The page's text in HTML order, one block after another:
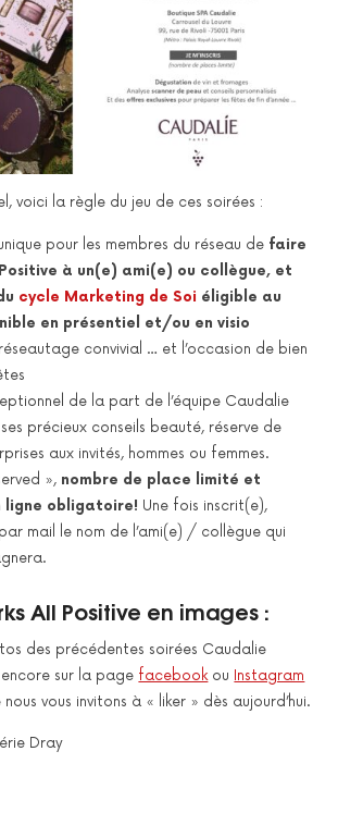
voici la règle du jeu de ces soirées :
pour les membres du réseau de faire
à un(e) ami(e) ou collègue, et
cycle Marketing de Soi éligible au
en présentiel et/ou en visio
convivial … et l’occasion de bien
de la part de l’équipe Caudalie
précieux conseils beauté, réserve de
aux invités, hommes ou femmes.
», nombre de place limité et
ligne obligatoire! Une fois inscrit(e),
mail le nom de l’ami(e) / collègue qui
All Positive en images :
des précédentes soirées Caudalie
encore sur la page facebookou Instagram
vous invitons à « liker » dès aujourd’hui.
Dray